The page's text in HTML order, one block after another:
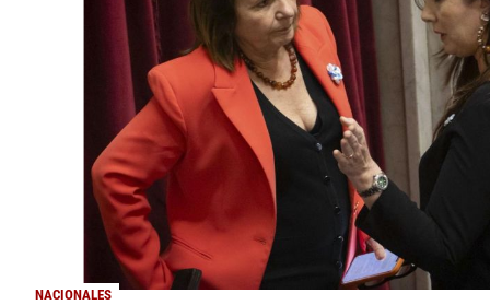
NACIONALES